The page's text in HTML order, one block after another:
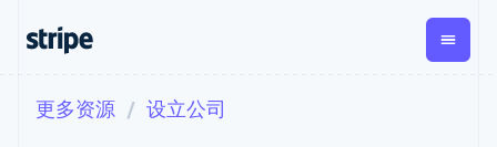
支付 营收
按企业阶段
文档学习
更多资源 设立公司